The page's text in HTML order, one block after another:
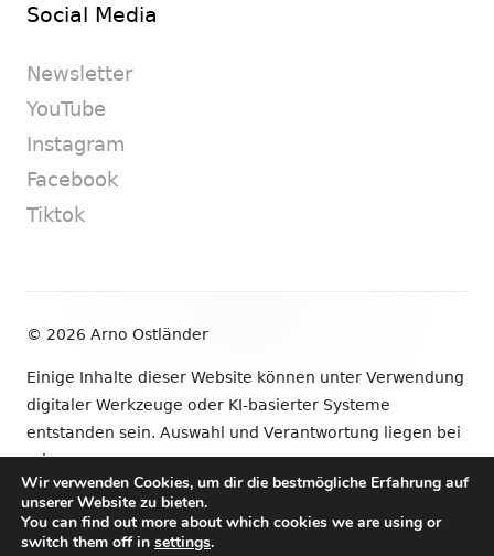
Social Media
Newsletter
YouTube
Instagram
Facebook
Tiktok
© 2026 Arno Ostländer
Einige Inhalte dieser Website können unter Verwendung
digitaler Werkzeuge oder KI-basierter Systeme
entstanden sein. Auswahl und Verantwortung liegen bei
mir.
•VerwendetTiny Framework
Wir verwenden Cookies, um dir die bestmögliche Erfahrung auf
unserer Website zu bieten.
You can find out more about which cookies we are using or
switch them off in settings.